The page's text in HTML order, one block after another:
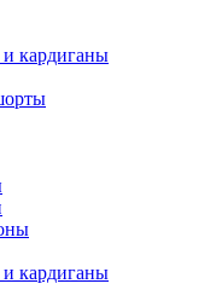
кардиганы
кардиганы